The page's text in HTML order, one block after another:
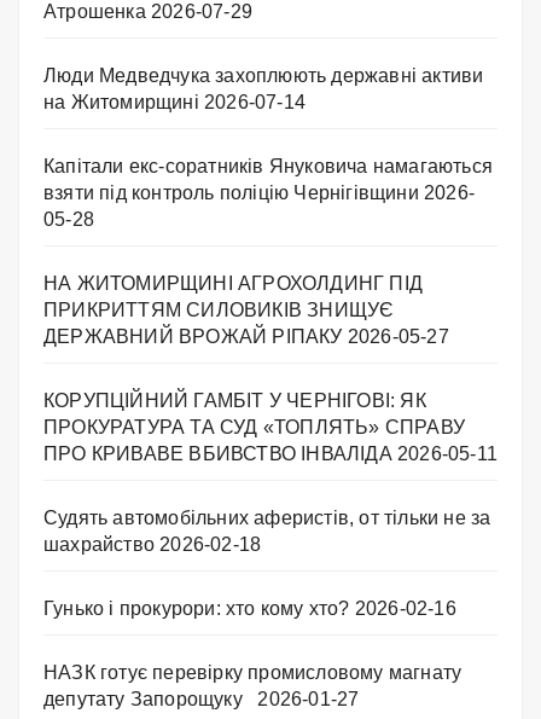
Атрошенка 2026-07-29
Люди Медведчука захоплюють державні активи
на Житомирщині 2026-07-14
Капітали екс-соратників Януковича намагаються
взяти під контроль поліцію Чернігівщини 2026-
05-28
НА ЖИТОМИРЩИНІ АГРОХОЛДИНГ ПІД
ПРИКРИТТЯМ СИЛОВИКІВ ЗНИЩУЄ
ДЕРЖАВНИЙ ВРОЖАЙ РІПАКУ ​ 2026-05-27
КОРУПЦІЙНИЙ ГАМБІТ У ЧЕРНІГОВІ: ЯК
ПРОКУРАТУРА ТА СУД «ТОПЛЯТЬ» СПРАВУ
ПРО КРИВАВЕ ВБИВСТВО ІНВАЛІДА 2026-05-11
Судять автомобільних аферистів, от тільки не за
шахрайство 2026-02-18
Гунько і прокурори: хто кому хто? 2026-02-16
НАЗК готує перевірку промисловому магнату
депутату Запорощуку
2026-01-27